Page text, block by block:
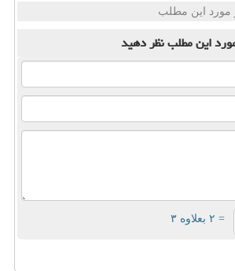
مورد این مطلب
این مطلبنظر دهید
= ۲ بعلاوه ۳